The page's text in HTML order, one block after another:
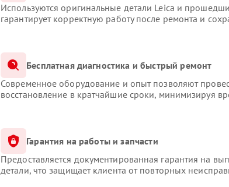
Используются оригинальные детали Leica и
гарантирует корректную работу после ремонта и
Бесплатная диагностика и быстрый ремонт
Современное оборудование и опыт позволяют
восстановление в кратчайшие сроки, минимизируя
Гарантия на работы и запчасти
Предоставляется документированная гарантия на
детали, что защищает клиента от повторных